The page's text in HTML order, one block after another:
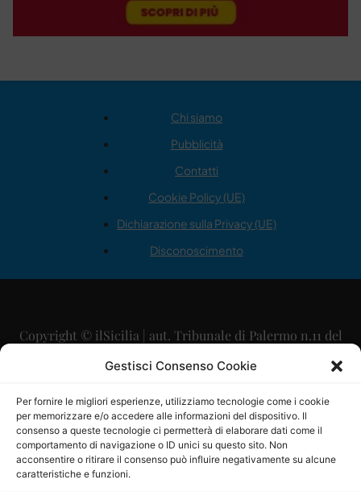
Gestisci Consenso Cookie
Per fornire le migliori esperienze, utilizziamo tecnologie come i cookie
per memorizzare e/o accedere alle informazioni del dispositivo. Il
consenso a queste tecnologie ci permetterà di elaborare dati come il
comportamento di navigazione o ID unici su questo sito. Non
acconsentire o ritirare il consenso può influire negativamente su alcune
caratteristiche e funzioni.
Chi siamo
Pubblicità
Contatti
Cookie Policy (UE)
Dichiarazione sulla Privacy (UE)
Disconoscimento
Copyright © ilSicilia | aut. Tribunale di Palermo n.11 del
29/09/2015
Direttore Editoriale: Maurizio Scaglione
Direttore Responsabile: Maria Calabrese